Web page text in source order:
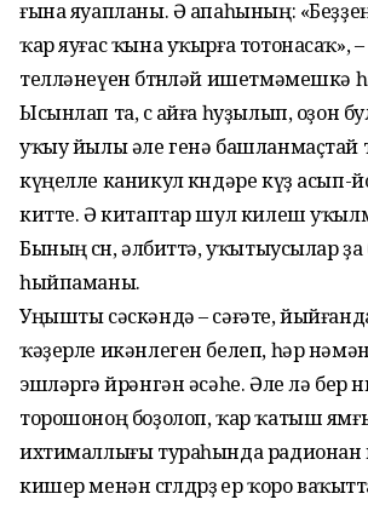
ғына яуапланы. Ә апаһының:
ҡар яуғас ҡына уҡырға тотонасаҡ», –
телләнеүен бөтөнләй
Ысынлап та, өс айға һуҙылып, оҙон
уҡыу йылы әле генә башланмаҫтай
күңелле каникул көндәре күҙ асып-
китте. Ә китаптар шул килеш
Бының өсөн, әлбиттә, уҡытыусылар
һыйпаманы.
Уңышты сәскәндә – сәғәте,
ҡәҙерле икәнлеген белеп, һәр
эшләргә өйрәнгән әсәһе. Әле лә бер
торошоноң боҙолоп, ҡар ҡатыш
ихтималлығы тураһында радионан
кишер менән сөгөлдөрҙө ер ҡоро